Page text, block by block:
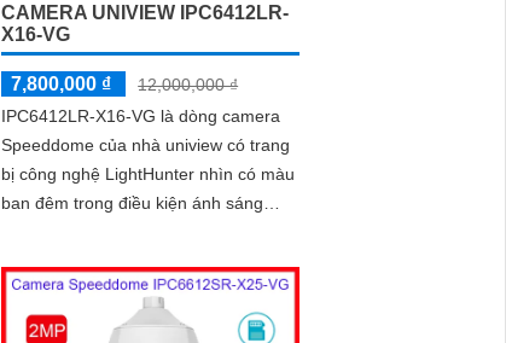
CAMERA UNIVIEW IPC6412LR-
X16-VG
7,800,000 ₫
12,000,000 ₫
IPC6412LR-X16-VG là dòng camera
Speeddome của nhà uniview có trang
bị công nghệ LightHunter nhìn có màu
ban đêm trong điều kiện ánh sáng
giúp theo dõi người, có thể hoạt động
độc lập nhờ khe cắm thẻ nhớ 256GB